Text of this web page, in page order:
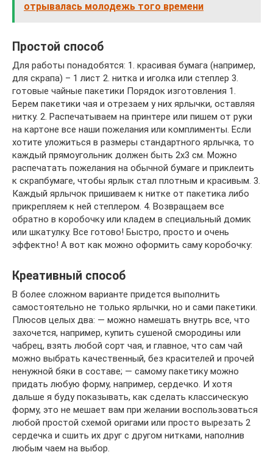
отрывалась молодежь того времени
Простой способ
Для работы понадобятся: 1. красивая бумага (например,
для скрапа) – 1 лист 2. нитка и иголка или степлер 3.
готовые чайные пакетики Порядок изготовления 1.
Берем пакетики чая и отрезаем у них ярлычки, оставляя
нитку. 2. Распечатываем на принтере или пишем от руки
на картоне все наши пожелания или комплименты. Если
хотите уложиться в размеры стандартного ярлычка, то
каждый прямоугольник должен быть 2х3 см. Можно
распечатать пожелания на обычной бумаге и приклеить
к скрапбумаге, чтобы ярлык стал плотным и красивым. 3.
Каждый ярлычок пришиваем к нитке от пакетика либо
прикрепляем к ней степлером. 4. Возвращаем все
обратно в коробочку или кладем в специальный домик
или шкатулку. Все готово! Быстро, просто и очень
эффектно! А вот как можно оформить саму коробочку:
Креативный способ
В более сложном варианте придется выполнить
самостоятельно не только ярлычки, но и сами пакетики.
Плюсов целых два: — можно намешать внутрь все, что
захочется, например, купить сушеной смородины или
чабрец, взять любой сорт чая, и главное, что сам чай
можно выбрать качественный, без красителей и прочей
ненужной бяки в составе; — самому пакетику можно
придать любую форму, например, сердечко. И хотя
дальше я буду показывать, как сделать классическую
форму, это не мешает вам при желании воспользоваться
любой простой схемой оригами или просто вырезать 2
сердечка и сшить их друг с другом нитками, наполнив
любым чаем на выбор.